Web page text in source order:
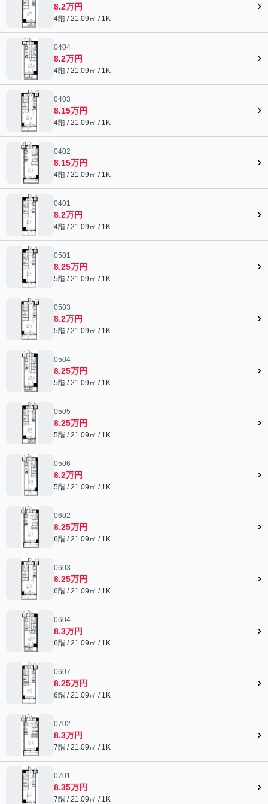
8.2万円
4階 / 21.09㎡ / 1K
0404
8.2万円
4階 / 21.09㎡ / 1K
0403
8.15万円
4階 / 21.09㎡ / 1K
0402
8.15万円
4階 / 21.09㎡ / 1K
0401
8.2万円
4階 / 21.09㎡ / 1K
0501
8.25万円
5階 / 21.09㎡ / 1K
0503
8.2万円
5階 / 21.09㎡ / 1K
0504
8.25万円
5階 / 21.09㎡ / 1K
0505
8.25万円
5階 / 21.09㎡ / 1K
0506
8.2万円
5階 / 21.09㎡ / 1K
0602
8.25万円
6階 / 21.09㎡ / 1K
0603
8.25万円
6階 / 21.09㎡ / 1K
0604
8.3万円
6階 / 21.09㎡ / 1K
0607
8.25万円
6階 / 21.09㎡ / 1K
0702
8.3万円
7階 / 21.09㎡ / 1K
0701
8.35万円
7階 / 21.09㎡ / 1K